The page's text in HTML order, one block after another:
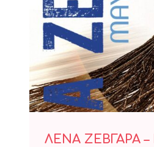
ΛΕΝΑ
ΛΕΝΑ ΖΕΒΓΑΡΑ –